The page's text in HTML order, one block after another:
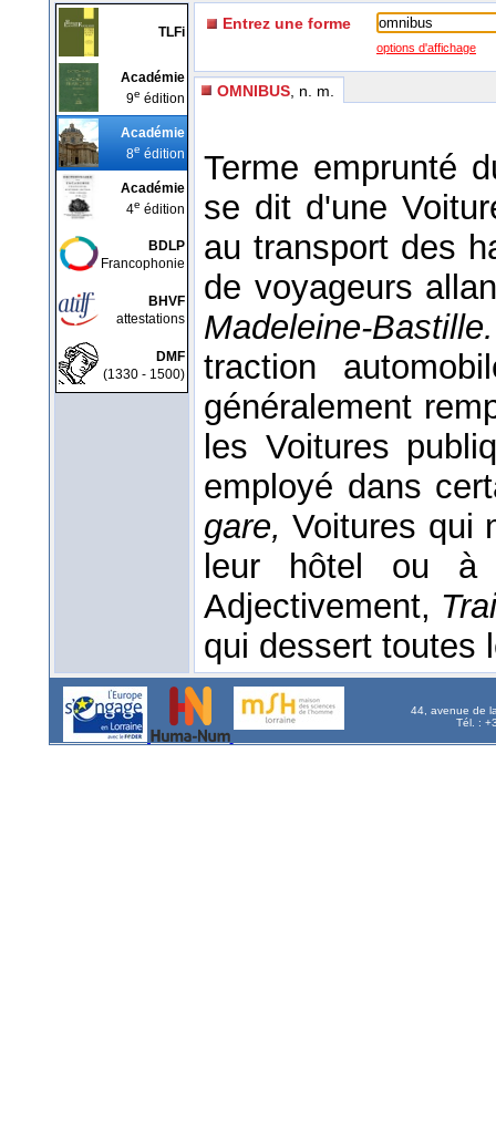
TLFi
Académie
9e édition
Académie
8e édition
Académie
4e édition
BDLP
Francophonie
BHVF
attestations
DMF
(1330 - 1500)
Entrez une forme
options d'affichage
OMNIBUS , n. m.
Terme emprunté
se dit d'une
au transport des
de voyageurs
Madeleine-
traction
généralement
les Voitures
employé dans
gare,Voitures qui
leur hôtel ou à
Adjectivement,
qui dessert toutes
44, avenue de
Tél. :